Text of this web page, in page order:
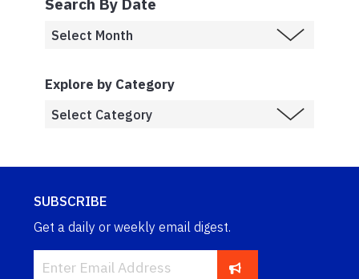
Explore by Category
SUBSCRIBE
Get a daily or weekly email digest.